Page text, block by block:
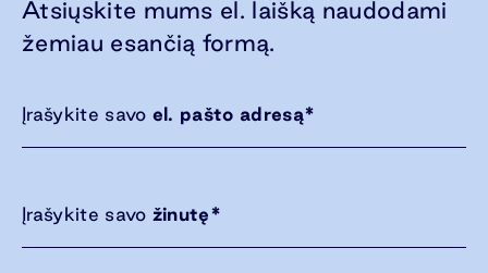
Atsiųskite mums el. laišką naudodami
žemiau esančią formą.
Įrašykite savo el. pašto adresą*
Įrašykite savo žinutę*